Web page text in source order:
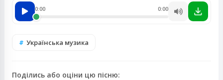
0:00 0:00
Українська музика
Поділись або оціни цю пісню: